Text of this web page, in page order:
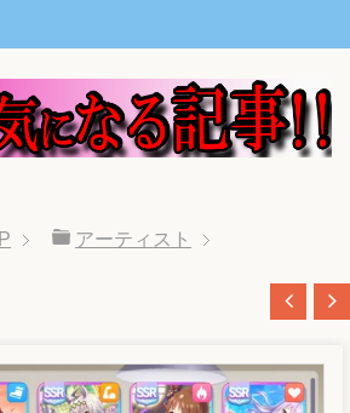
アーティスト